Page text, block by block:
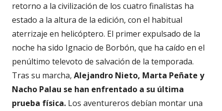
retorno a la civilización de los cuatro finalistas ha
estado a la altura de la edición, con el habitual
aterrizaje en helicóptero. El primer expulsado de la
noche ha sido Ignacio de Borbón, que ha caído en el
penúltimo televoto de salvación de la temporada.
Tras su marcha, Alejandro Nieto, Marta Peñate y
Nacho Palau se han enfrentado a su última
prueba física. Los aventureros debían montar una